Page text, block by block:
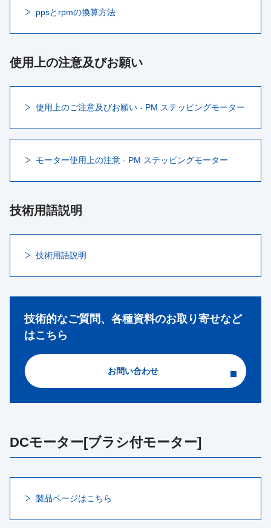
ppsとrpmの換算方法
使用上の注意及びお願い
使用上のご注意及びお願い - PM ステッピングモーター
モーター使用上の注意 - PM ステッピングモーター
技術用語説明
技術用語説明
技術的なご質問、各種資料のお取り寄せなど
はこちら
お問い合わせ
DCモーター[ブラシ付モーター]
製品ページはこちら